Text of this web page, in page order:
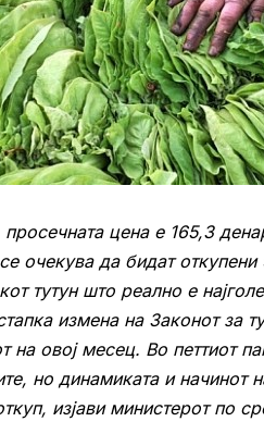
просечната цена е 165,3
очекува да бидат
тутун што реално е
измена на Законот за
на овој месец. Во петтиот
но динамиката и начинот
изјави министерот по